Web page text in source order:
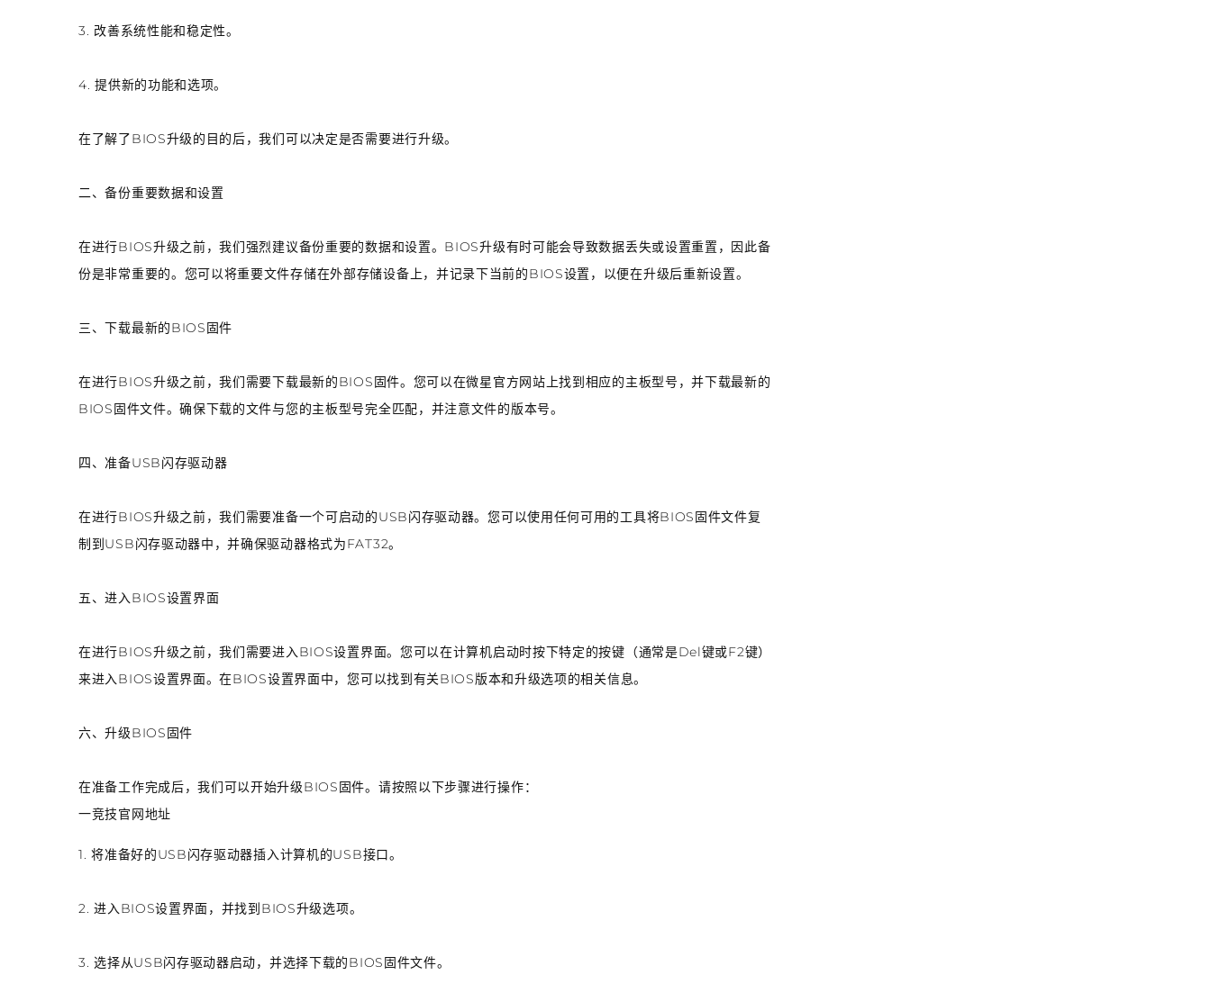
3. 改善系统性能和稳定性。
4. 提供新的功能和选项。
在了解了BIOS升级的目的后，我们可以决定是否需要进行升级。
二、备份重要数据和设置
在进行BIOS升级之前，我们强烈建议备份重要的数据和设置。BIOS升级有时可能会导致数据丢失或设置重置，因此备
份是非常重要的。您可以将重要文件存储在外部存储设备上，并记录下当前的BIOS设置，以便在升级后重新设置。
三、下载最新的BIOS固件
在进行BIOS升级之前，我们需要下载最新的BIOS固件。您可以在微星官方网站上找到相应的主板型号，并下载最新的
BIOS固件文件。确保下载的文件与您的主板型号完全匹配，并注意文件的版本号。
四、准备USB闪存驱动器
在进行BIOS升级之前，我们需要准备一个可启动的USB闪存驱动器。您可以使用任何可用的工具将BIOS固件文件复
制到USB闪存驱动器中，并确保驱动器格式为FAT32。
五、进入BIOS设置界面
在进行BIOS升级之前，我们需要进入BIOS设置界面。您可以在计算机启动时按下特定的按键（通常是Del键或F2键）
来进入BIOS设置界面。在BIOS设置界面中，您可以找到有关BIOS版本和升级选项的相关信息。
六、升级BIOS固件
在准备工作完成后，我们可以开始升级BIOS固件。请按照以下步骤进行操作：
一竞技官网地址
1. 将准备好的USB闪存驱动器插入计算机的USB接口。
2. 进入BIOS设置界面，并找到BIOS升级选项。
3. 选择从USB闪存驱动器启动，并选择下载的BIOS固件文件。